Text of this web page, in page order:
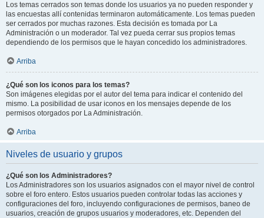
Los temas cerrados son temas donde los usuarios ya no pueden responder y
las encuestas allí contenidas terminaron automáticamente. Los temas pueden
ser cerrados por muchas razones. Esta decisión es tomada por La
Administración o un moderador. Tal vez pueda cerrar sus propios temas
dependiendo de los permisos que le hayan concedido los administradores.
Arriba
¿Qué son los iconos para los temas?
Son imágenes elegidas por el autor del tema para indicar el contenido del
mismo. La posibilidad de usar iconos en los mensajes depende de los
permisos otorgados por La Administración.
Arriba
Niveles de usuario y grupos
¿Qué son los Administradores?
Los Administradores son los usuarios asignados con el mayor nivel de control
sobre el foro entero. Estos usuarios pueden controlar todas las acciones y
configuraciones del foro, incluyendo configuraciones de permisos, baneo de
usuarios, creación de grupos usuarios y moderadores, etc. Dependen del